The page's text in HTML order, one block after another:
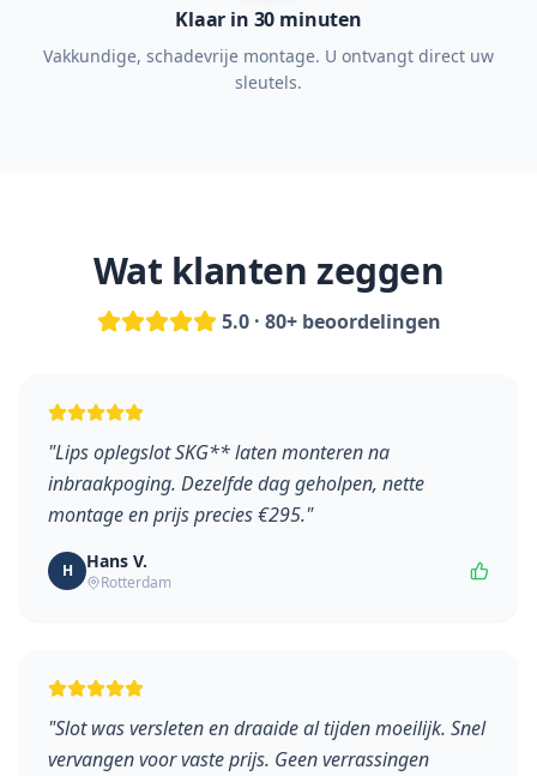
Klaar in 30 minuten
Vakkundige, schadevrije montage. U ontvangt direct uw
sleutels.
Wat klanten zeggen
5.0 · 80+ beoordelingen
"Lips oplegslot SKG** laten monteren na
inbraakpoging. Dezelfde dag geholpen, nette
montage en prijs precies €295."
H Hans V.
Rotterdam
"Slot was versleten en draaide al tijden moeilijk. Snel
vervangen voor vaste prijs. Geen verrassingen